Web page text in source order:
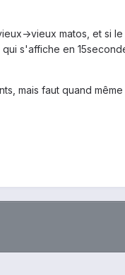
>vieux matos, et si
s'affiche en
mais faut quand